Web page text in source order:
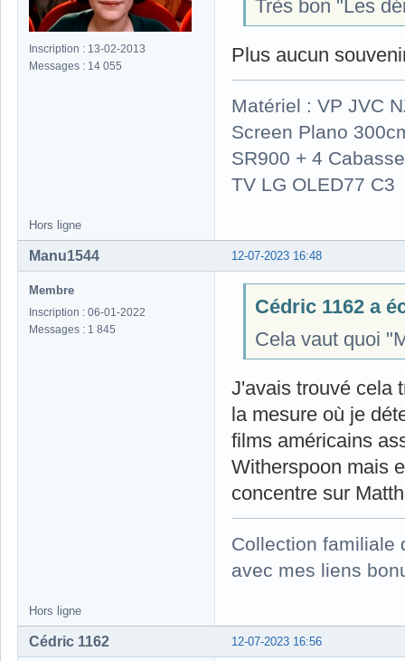
Inscription : 13-02-2013
Messages : 14 055
Très bon "Les
Plus aucun
Matériel : VP JVC
Screen Plano
SR900 + 4
TV LG OLED77 C3
Hors ligne
12-07-2023 16:48
Manu1544
Membre
Inscription : 06-01-2022
Messages : 1 845
Cédric 1162 a
Cela vaut quoi
J'avais trouvé cela
la mesure où je
films américains
Witherspoon mais
concentre sur
Collection familiale
avec mes liens
Hors ligne
12-07-2023 16:56
Cédric 1162